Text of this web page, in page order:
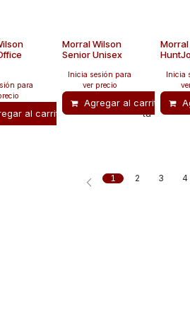
para
al carrito Añadir a lista de
Morral Wilson
Senior Unisex
Inicia sesión para
ver precio
Agregar al carrito
Inicia
1 2 3 4